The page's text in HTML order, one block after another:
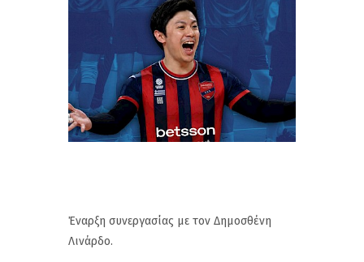
Έναρξη συνεργασίας με τον Δημοσθένη
Λινάρδο.